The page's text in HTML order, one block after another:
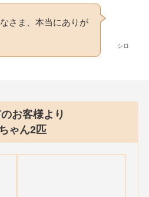
シロ
さま、本当にありが
お客様より
ゃん2匹